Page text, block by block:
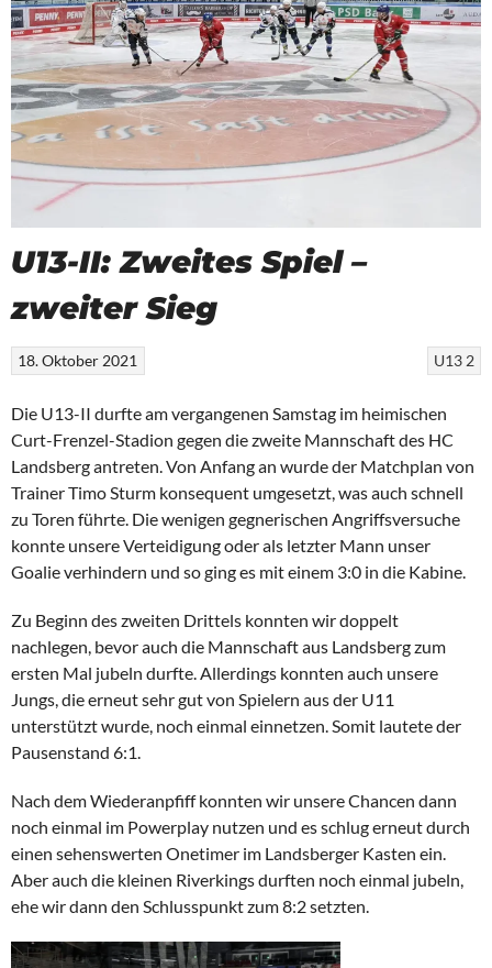
U13-II: Zweites Spiel –
zweiter Sieg
U13 2
18. Oktober 2021
Die U13-II durfte am vergangenen Samstag im heimischen
Curt-Frenzel-Stadion gegen die zweite Mannschaft des HC
Landsberg antreten. Von Anfang an wurde der Matchplan von
Trainer Timo Sturm konsequent umgesetzt, was auch schnell
zu Toren führte. Die wenigen gegnerischen Angriffsversuche
konnte unsere Verteidigung oder als letzter Mann unser
Goalie verhindern und so ging es mit einem 3:0 in die Kabine.
Zu Beginn des zweiten Drittels konnten wir doppelt
nachlegen, bevor auch die Mannschaft aus Landsberg zum
ersten Mal jubeln durfte. Allerdings konnten auch unsere
Jungs, die erneut sehr gut von Spielern aus der U11
unterstützt wurde, noch einmal einnetzen. Somit lautete der
Pausenstand 6:1.
Nach dem Wiederanpfiff konnten wir unsere Chancen dann
noch einmal im Powerplay nutzen und es schlug erneut durch
einen sehenswerten Onetimer im Landsberger Kasten ein.
Aber auch die kleinen Riverkings durften noch einmal jubeln,
ehe wir dann den Schlusspunkt zum 8:2 setzten.